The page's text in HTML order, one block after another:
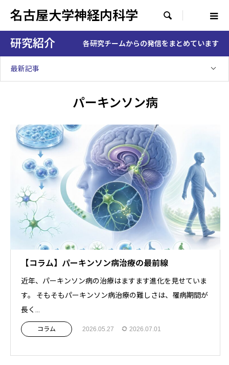
名古屋大学神経内科学 
研究紹介 各研究チームからの発信をまとめています
最新記事
パーキンソン病
【コラム】パーキンソン病治療の最前線
近年、パーキンソン病の治療はますます進化を見せていま
す。 そもそもパーキンソン病治療の難しさは、罹病期間が
長く...
コラム 2026.05.27 2026.07.01